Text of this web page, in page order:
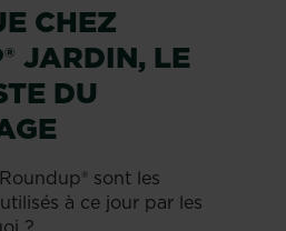
CHEZ
JARDIN, LE
DU
sont les
à ce jour par les